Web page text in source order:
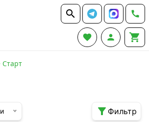
 
  
Старт
 Фильтр